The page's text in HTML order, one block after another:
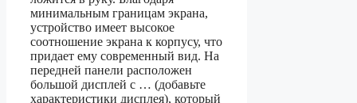
минимальным границам экрана,
устройство имеет высокое
соотношение экрана к корпусу, что
придает ему современный вид. На
передней панели расположен
большой дисплей с … (добавьте
характеристики дисплея), который